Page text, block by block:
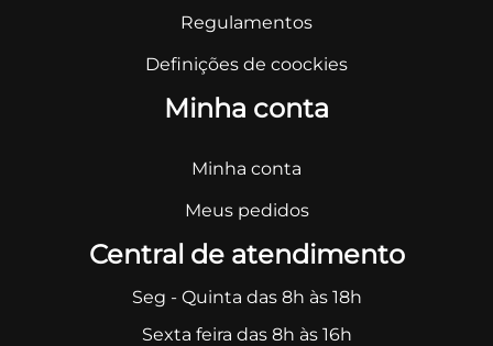
Regulamentos
Definições de coockies
Minha conta
Minha conta
Meus pedidos
Central de atendimento
Seg - Quinta das 8h às 18h
Sexta feira das 8h às 16h